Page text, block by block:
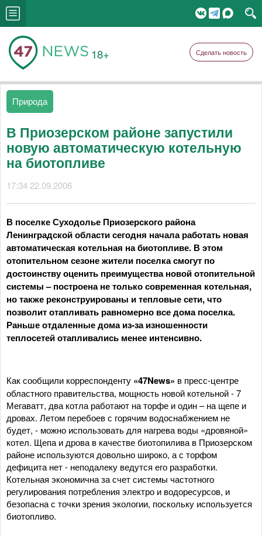
18+ Сделать новость
Природа
В Приозерском районе запустили
новую автоматическую котельную
на биотопливе
17:34 22.09.2006
В поселке Суходолье Приозерского района
Ленинградской области сегодня начала работать новая
автоматическая котельная на биотопливе. В этом
отопительном сезоне жители поселка смогут по
достоинству оценить преимущества новой отопительной
системы – построена не только современная котельная,
но также реконструированы и тепловые сети, что
позволит отапливать равномерно все дома поселка.
Раньше отдаленные дома из-за изношенности
теплосетей отапливались менее интенсивно.
Как сообщили корреспонденту «47News» в пресс-центре
областного правительства, мощность новой котельной - 7
Мегаватт, два котла работают на торфе и один – на щепе и
дровах. Летом перебоев с горячим водоснабжением не
будет, - можно использовать для нагрева воды «дровяной»
котел. Щепа и дрова в качестве биотопилива в Приозерском
районе используются довольно широко, а с торфом
дефицита нет - неподалеку ведутся его разработки.
Котельная экономична за счет системы частотного
регулирования потребления электро и водоресурсов, и
безопасна с точки зрения экологии, поскольку используется
биотопливо.